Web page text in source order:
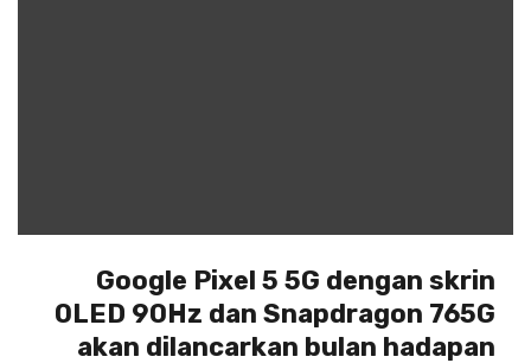
Google Pixel 5 5G dengan skrin
OLED 90Hz dan Snapdragon 765G
akan dilancarkan bulan hadapan